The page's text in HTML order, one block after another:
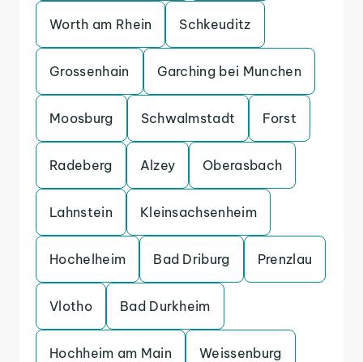
Worth am Rhein Schkeuditz
Grossenhain Garching bei Munchen
Moosburg Schwalmstadt Forst
Radeberg Alzey Oberasbach
Lahnstein Kleinsachsenheim
Hochelheim Bad Driburg Prenzlau
Vlotho Bad Durkheim
Hochheim am Main Weissenburg